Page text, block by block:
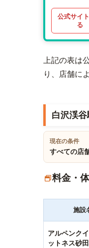
公式サイ
る
上記の表は
り、店舗に
白沢渓
現在の条件
すべての店
料金・
施設
アルペンク
ットネス砂